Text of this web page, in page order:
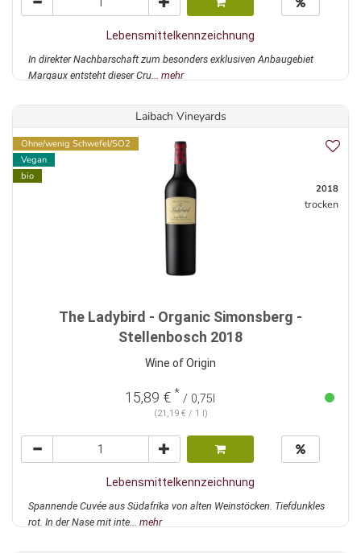
Lebensmittelkennzeichnung
In direkter Nachbarschaft zum besonders exklusiven Anbaugebiet
Margaux entsteht dieser Cru... mehr
Laibach Vineyards
Ohne/wenig Schwefel/SO2
Vegan
bio
2018
trocken
The Ladybird - Organic Simonsberg -
Stellenbosch 2018
Wine of Origin
15,89 € * / 0,75l
(21,19 € / 1 l)
Lebensmittelkennzeichnung
Spannende Cuvée aus Südafrika von alten Weinstöcken. Tiefdunkles
rot. In der Nase mit inte... mehr